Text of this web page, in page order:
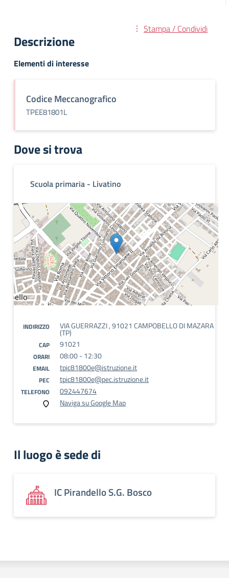
Stampa / Condividi
Descrizione
Elementi di interesse
Codice Meccanografico
TPEE81801L
Dove si trova
Scuola primaria - Livatino
INDIRIZZO VIA GUERRAZZI , 91021 CAMPOBELLO DI MAZARA
(TP)
CAP 91021
ORARI 08:00 - 12:30
EMAIL tpic81800e@istruzione.it
PEC tpic81800e@pec.istruzione.it
TELEFONO
092447674
Naviga su Google Map
Il luogo è sede di
IC Pirandello S.G. Bosco